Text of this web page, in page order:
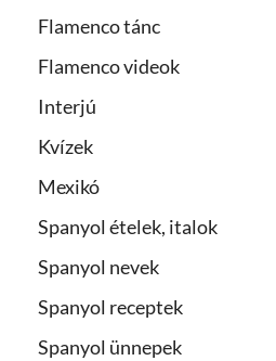
Flamenco tánc
Flamenco videok
Interjú
Kvízek
Mexikó
Spanyol ételek, italok
Spanyol nevek
Spanyol receptek
Spanyol ünnepek